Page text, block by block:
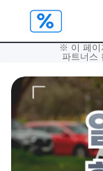
※ 이 페이
파트너스